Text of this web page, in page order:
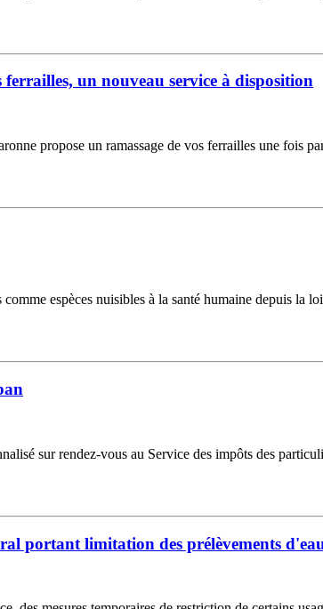
un nouveau service à disposition
propose un ramassage de vos ferrailles une fois
espèces nuisibles à la santé humaine depuis
sur rendez-vous au Service des impôts des
portant limitation des prélèvements